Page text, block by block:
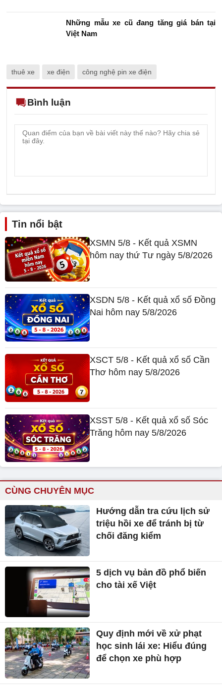
Những mẫu xe cũ đang tăng giá bán tại
Việt Nam
thuê xe xe điện công nghệ pin xe điện
Bình luận
Tin nổi bật
XSMN 5/8 - Kết quả XSMN
hôm nay thứ Tư ngày 5/8/2026
XSDN 5/8 - Kết quả xổ số Đồng
Nai hôm nay 5/8/2026
XSCT 5/8 - Kết quả xổ số Cần
Thơ hôm nay 5/8/2026
XSST 5/8 - Kết quả xổ số Sóc
Trăng hôm nay 5/8/2026
CÙNG CHUYÊN MỤC
Hướng dẫn tra cứu lịch sử
triệu hồi xe để tránh bị từ
chối đăng kiểm
5 dịch vụ bản đồ phổ biến
cho tài xế Việt
Quy định mới về xử phạt
học sinh lái xe: Hiểu đúng
để chọn xe phù hợp